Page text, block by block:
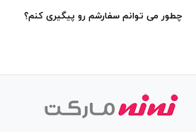
چطور می توانم سفارشم رو پیگیری کنم؟